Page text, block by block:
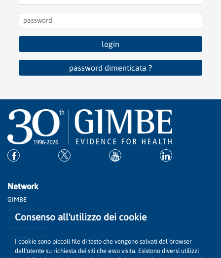
login
password dimenticata ?
Network
GIMBE
Evidence
Sostieni GIMBE
Consenso all'utilizzo dei cookie
I cookie sono piccoli file di testo che vengono salvati dal browser
dell'utente su richiesta dei siti che esso visita. Esistono diversi utilizzi